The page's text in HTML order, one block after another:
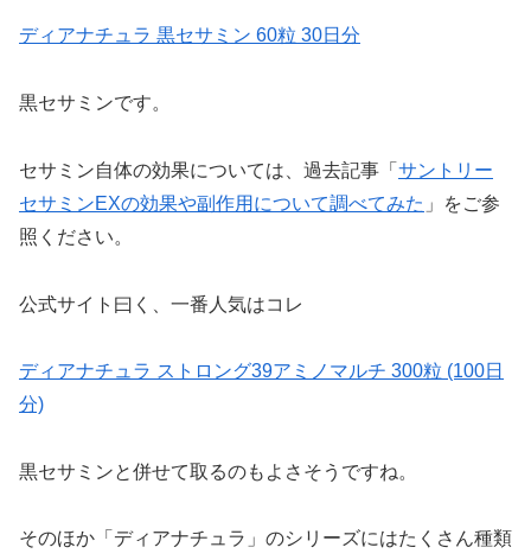
ディアナチュラ 黒セサミン 60粒 30日分
黒セサミンです。
セサミン自体の効果については、過去記事「 サントリー
セサミンEXの効果や副作用について調べてみた 」をご参
照ください。
公式サイト曰く、一番人気はコレ
ディアナチュラ ストロング39アミノマルチ 300粒 (100日
分)
黒セサミンと併せて取るのもよさそうですね。
そのほか「ディアナチュラ」のシリーズにはたくさん種類